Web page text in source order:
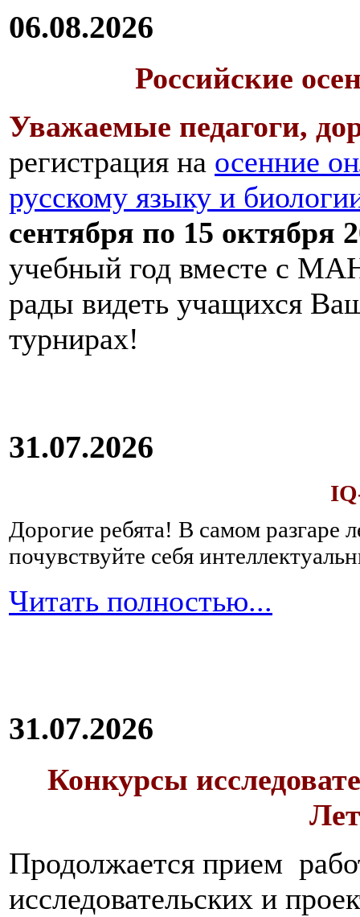
06.08.2026
Российские
Уважаемые педагоги,
регистрация на осенние
русскому языку и
сентября по 15 октября
учебный год вместе с
рады видеть учащихся
турнирах!
31.07.2026
Дорогие ребята! В самом разгаре
почувствуйте себя
Читать полностью...
31.07.2026
Конкурсы
Продолжается прием
исследовательских и